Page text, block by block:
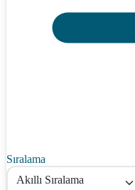
Sıralama
Akıllı Sıralama